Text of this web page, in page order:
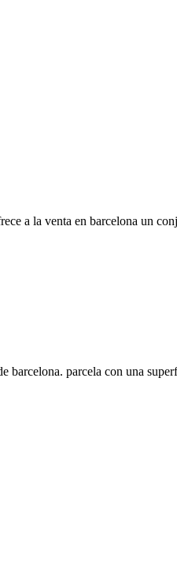
a la venta en barcelona un
barcelona. parcela con una